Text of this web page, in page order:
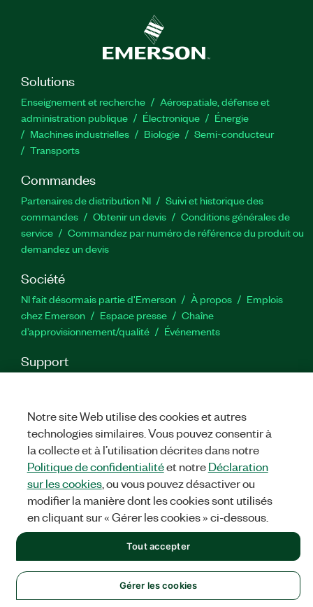
Solutions
Enseignement et recherche
Aérospatiale, défense et
administration publique
Électronique
Énergie​
Machines industrielles
Biologie
Semi-conducteur
Transports
Commandes
Partenaires de distribution NI
Suivi et historique des
commandes
Obtenir un devis
Conditions générales de
service
Commandez par numéro de référence du produit ou
demandez un devis
Société
NI fait désormais partie d'Emerson À propos
Emplois
chez Emerson
Espace presse
Chaîne
d’approvisionnement/qualité
Événements
Support
service
Commentaires sur le site
TwitterYouTube
IMPRINT
©NATIONAL INSTRUMENTS CORP. TOUS DROITS RÉSERVÉS.
Notre site Web utilise des cookies et autres
technologies similaires. Vous pouvez consentir à
la collecte et à l’utilisation décrites dans notre
Politique de confidentialitéet notreDéclaration
sur les cookies, ou vous pouvez désactiver ou
modifier la manière dont les cookies sont utilisés
en cliquant sur « Gérer les cookies » ci-dessous.
Gérer les cookies
Tout accepter